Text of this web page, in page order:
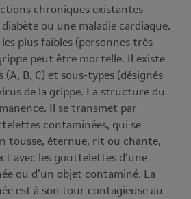
chroniques existantes
diabète ou une maladie cardiaque.
plus faibles (personnes très
peut être mortelle. Il existe
B, C) et sous-types (désignés
de la grippe. La structure du
Il se transmet par
contaminées, qui se
tousse, éternue, rit ou chante,
avec les gouttelettes d’une
ou d’un objet contaminé. La
est à son tour contagieuse au